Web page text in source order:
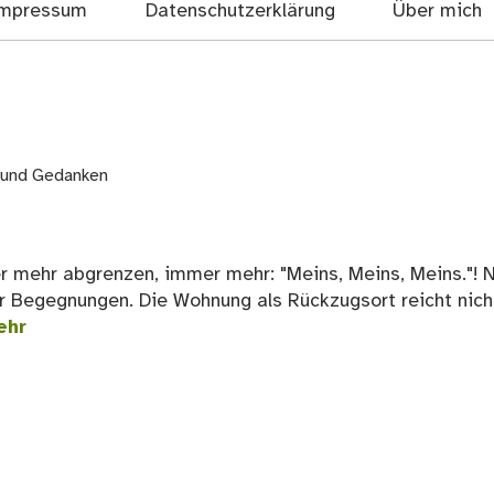
Datenschutzerklärung Über mich
Gedanken
abgrenzen, immer mehr: "Meins, Meins, Meins."!
Die Wohnung als Rückzugsort reicht